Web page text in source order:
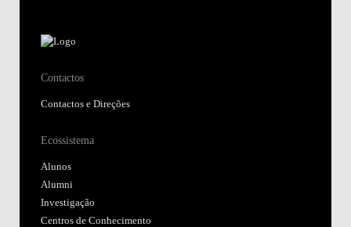
Contactos
Contactos e Direções
Ecossistema
Alunos
Alumni
Investigação
Centros de Conhecimento